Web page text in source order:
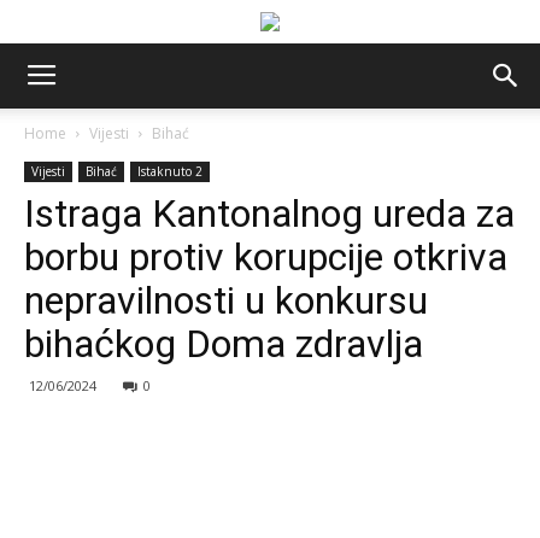
Home Vijesti Bihać
Vijesti Bihać Istaknuto 2
Istraga Kantonalnog ureda za
borbu protiv korupcije otkriva
nepravilnosti u konkursu
bihaćkog Doma zdravlja
12/06/2024 0